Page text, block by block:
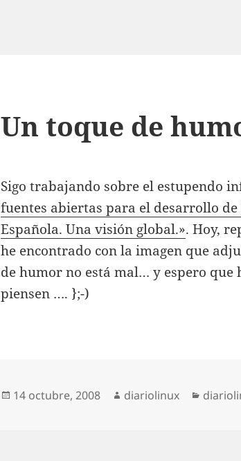
Un toque de
Sigo trabajando sobre el estupendo
fuentes abiertas para el desarrollo
Española. Una visión global.». Hoy,
he encontrado con la imagen que
de humor no está mal… y espero que
piensen …. };-)
Publicado
14 octubre, 2008 Autor
diariolinux